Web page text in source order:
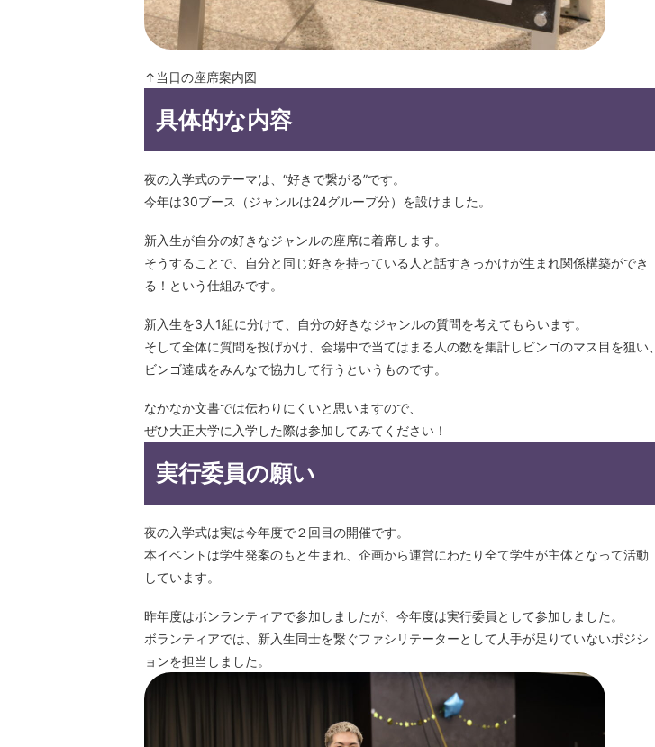
↑当⽇の座席案内図
具体的な内容
夜の⼊学式のテーマは、“好きで繋がる”です。
今年は30ブース（ジャンルは24グループ分）を設けました。
新⼊⽣が⾃分の好きなジャンルの座席に着席します。
そうすることで、⾃分と同じ好きを持っている⼈と話すきっかけが⽣まれ関係構築ができ
る！という仕組みです。
新⼊⽣を3⼈1組に分けて、⾃分の好きなジャンルの質問を考えてもらいます。
そして全体に質問を投げかけ、会場中で当てはまる⼈の数を集計しビンゴのマス⽬を狙い、
ビンゴ達成をみんなで協⼒して⾏うというものです。
なかなか⽂書では伝わりにくいと思いますので、
ぜひ⼤正⼤学に⼊学した際は参加してみてください！
実⾏委員の願い
夜の⼊学式は実は今年度で２回⽬の開催です。
本イベントは学⽣発案のもと⽣まれ、企画から運営にわたり全て学⽣が主体となって活動
しています。
昨年度はボンランティアで参加しましたが、今年度は実⾏委員として参加しました。
ボランティアでは、新⼊⽣同⼠を繋ぐファシリテーターとして⼈⼿が⾜りていないポジシ
ョンを担当しました。